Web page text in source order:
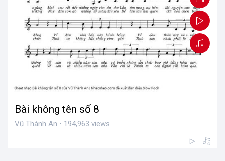
Bài không tên số 8
Vũ Thành An • 194,963 views